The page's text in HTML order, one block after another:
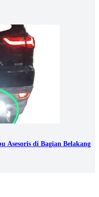
Asesoris di Bagian Belakang